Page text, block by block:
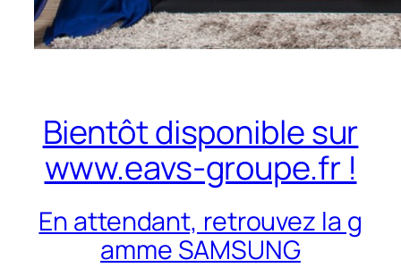
Bientôt disponible sur
www.eavs-groupe.fr !
En attendant, retrouvez la g
amme SAMSUNG